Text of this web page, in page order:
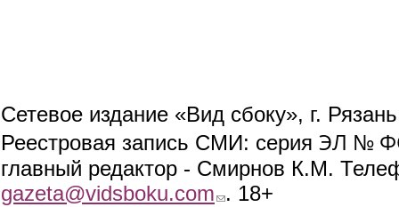
Сетевое издание «Вид сбоку», г.
Реестровая запись СМИ: серия ЭЛ №
главный редактор - Смирнов К.М.
gazeta@vidsboku.com (link sends e-mail)
. 18+